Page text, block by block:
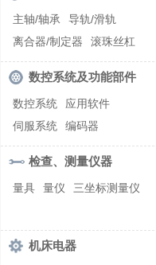
激光快速成型
组合机床
螺纹加工机床
主轴/轴承
导轨/滑轨
离合器/制定器
滚珠丝杠
齿轮/减速器
数控系统及功能部件
数控系统
应用软件
伺服系统
编码器
检查、测量仪器
量具 量仪 三坐标测量仪
机床电器